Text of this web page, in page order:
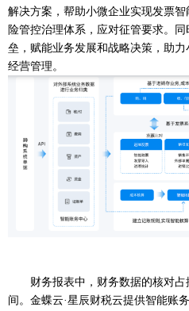
解决方案，帮助小微企业实现发票
险管控治理体系，应对征管要求。
垒，赋能业务发展和战略决策，助
经营管理。
财务报表中，财务数据的核对
间。金蝶云·星辰财税云提供智能账